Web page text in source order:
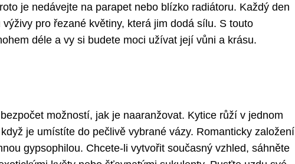
je nedávejte na parapet nebo blízko radiátoru. Každý den
pro řezané květiny, která jim dodá sílu. S touto
déle a vy si budete moci užívat její vůni a krásu.
možností, jak je naaranžovat. Kytice růží v jednom
je umístíte do pečlivě vybrané vázy. Romanticky založení
gypsophilou. Chcete-li vytvořit současný vzhled, sáhněte